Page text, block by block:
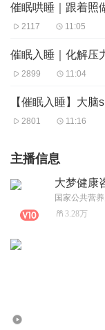
催眠哄睡｜跟着照
2117 11:05
催眠入睡｜化解压
2899 11:04
【催眠入睡】大
2801 11:16
主播信息
大梦健康
3.28万